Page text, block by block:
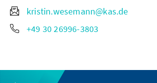
kristin.wesemann@kas.de
+49 30 26996-3803